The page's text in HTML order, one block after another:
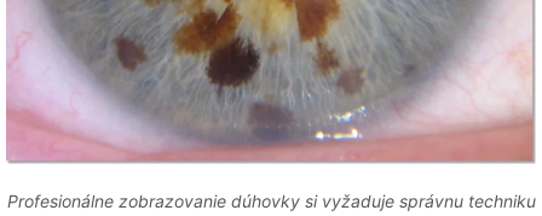
Profesionálne zobrazovanie dúhovky si vyžaduje správnu techniku